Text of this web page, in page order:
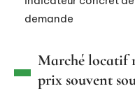
demande
Marché locatif
prix souvent